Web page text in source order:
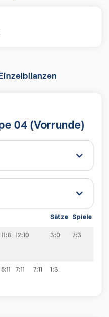
04 (Vorrunde)
Sätze Spiele
11:8 12:10 3:0 7:3
5:11 7:11 7:11 1:3